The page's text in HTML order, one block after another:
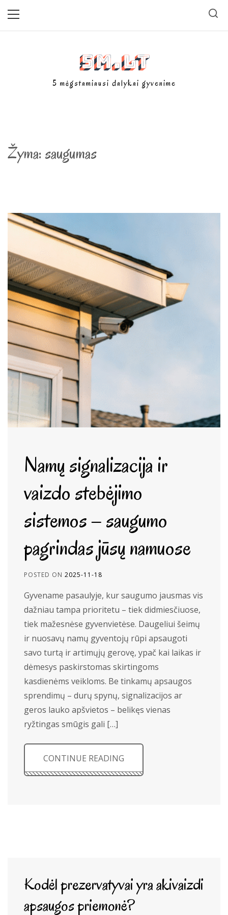
5m.lt
5 mėgstamiausi dalykai gyvenime
Žyma: saugumas
Namų signalizacija ir
vaizdo stebėjimo
sistemos – saugumo
pagrindas jūsų namuose
POSTED ON 2025-11-18
Gyvename pasaulyje, kur saugumo jausmas vis
dažniau tampa prioritetu – tiek didmiesčiuose,
tiek mažesnėse gyvenvietėse. Daugeliui šeimų
ir nuosavų namų gyventojų rūpi apsaugoti
savo turtą ir artimųjų gerovę, ypač kai laikas ir
dėmesys paskirstomas skirtingoms
kasdienėms veikloms. Be tinkamų apsaugos
sprendimų – durų spynų, signalizacijos ar
geros lauko apšvietos – belikęs vienas
ryžtingas smūgis gali […]
CONTINUE READING
Kodėl prezervatyvai yra akivaizdi
apsaugos priemonė?